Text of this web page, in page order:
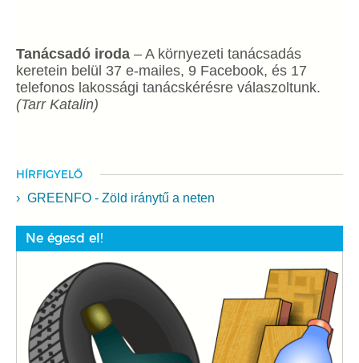
Tanácsadó iroda – A környezeti tanácsadás
keretein belül 37 e-mailes, 9 Facebook, és 17
telefonos lakossági tanácskérésre válaszoltunk.
(Tarr Katalin)
HÍRFIGYELŐ
GREENFO - Zöld iránytű a neten
Ne égesd el!